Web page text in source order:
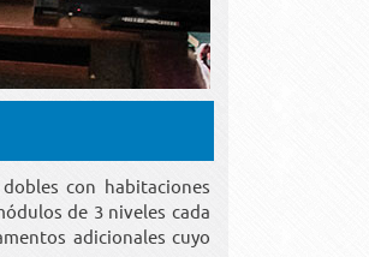
con habitaciones
de 3 niveles cada
adicionales cuyo